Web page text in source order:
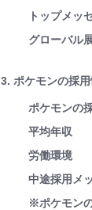
トップメッ
グローバル
3. ポケモンの採
ポケモンの
平均年収
労働環境
中途採用メ
※ポケモン